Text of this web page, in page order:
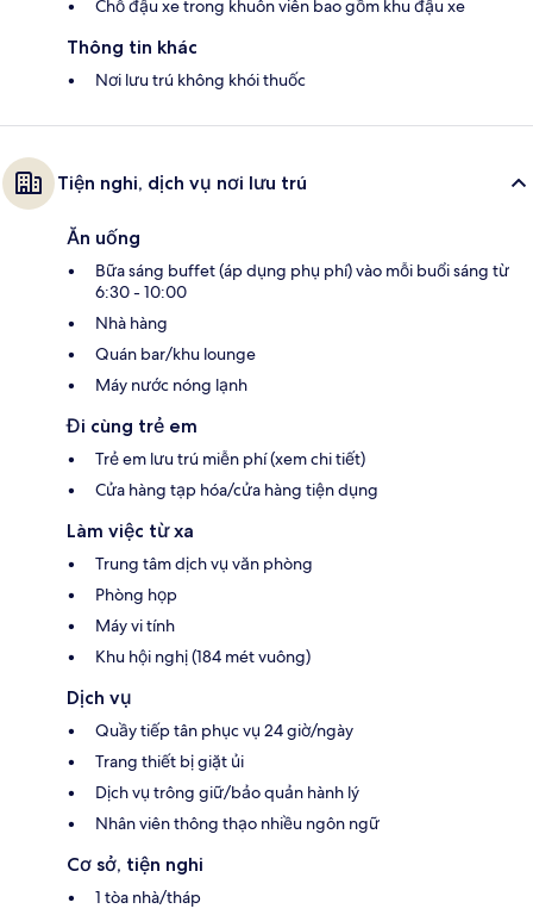
Chỗ đậu xe trong khuôn viên bao gồm khu đậu xe
Thông tin khác
Nơi lưu trú không khói thuốc
Tiện nghi, dịch vụ nơi lưu trú
Ăn uống
Bữa sáng buffet (áp dụng phụ phí) vào mỗi buổi sáng từ
6:30 - 10:00
Nhà hàng
Quán bar/khu lounge
Máy nước nóng lạnh
Đi cùng trẻ em
Trẻ em lưu trú miễn phí (xem chi tiết)
Cửa hàng tạp hóa/cửa hàng tiện dụng
Làm việc từ xa
Trung tâm dịch vụ văn phòng
Phòng họp
Máy vi tính
Khu hội nghị (184 mét vuông)
Dịch vụ
Quầy tiếp tân phục vụ 24 giờ/ngày
Trang thiết bị giặt ủi
Dịch vụ trông giữ/bảo quản hành lý
Nhân viên thông thạo nhiều ngôn ngữ
Cơ sở, tiện nghi
1 tòa nhà/tháp